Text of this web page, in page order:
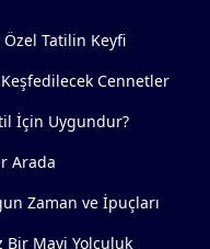
Tatilin Keyfi
Cennetler
İçin Uygundur?
Arada
Zaman ve İpuçları
Bir Mavi Yolculuk